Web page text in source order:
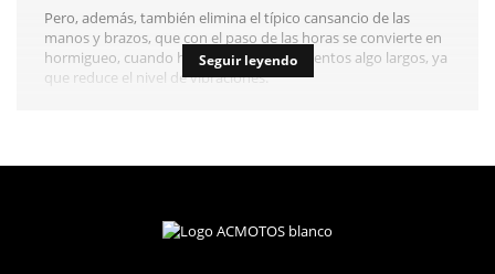
Pero, además, también elimina el típico cansancio de las
manos y brazos, que con el paso de las horas se convierte en
hormigueo, cuando hacemos desplazamientos algo largos, ya
que reduce el nivel de vibraciones.
selección impecable con los mejores
modelos del mercado. Podrás decantarte por modelos
Seguir leyendo